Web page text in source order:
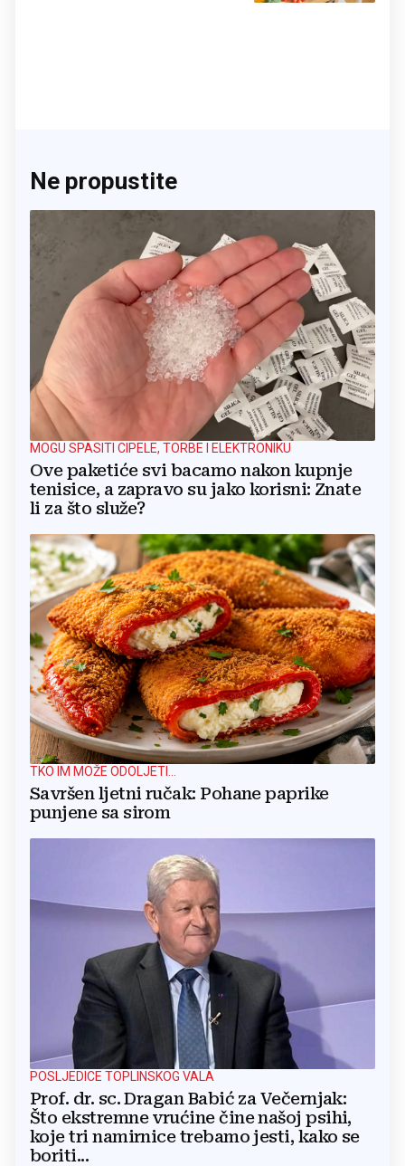
Ne propustite
MOGU SPASITI CIPELE, TORBE I ELEKTRONIKU
Ove paketiće svi bacamo nakon kupnje
tenisice, a zapravo su jako korisni: Znate
li za što služe?
TKO IM MOŽE ODOLJETI...
Savršen ljetni ručak: Pohane paprike
punjene sa sirom
POSLJEDICE TOPLINSKOG VALA
Prof. dr. sc. Dragan Babić za Večernjak:
Što ekstremne vrućine čine našoj psihi,
koje tri namirnice trebamo jesti, kako se
boriti...